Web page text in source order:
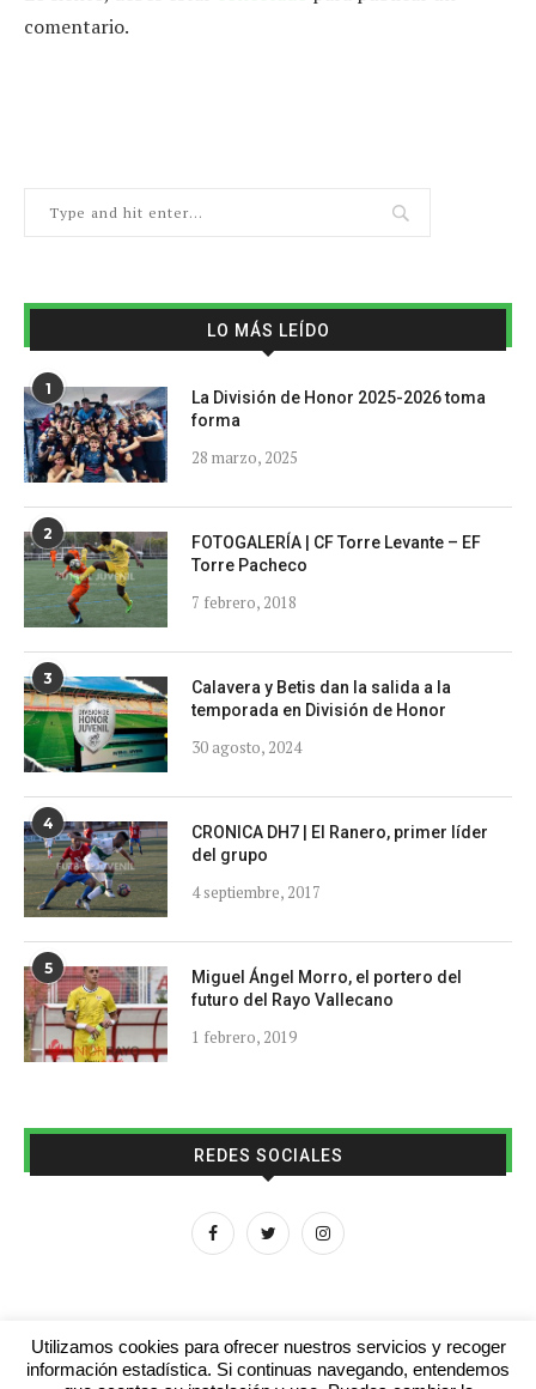
comentario.
LO MÁS LEÍDO
1
La División de Honor 2025-2026 toma
forma
28 marzo, 2025
2
FOTOGALERÍA | CF Torre Levante – EF
Torre Pacheco
7 febrero, 2018
3
Calavera y Betis dan la salida a la
temporada en División de Honor
30 agosto, 2024
4
CRONICA DH7 | El Ranero, primer líder
del grupo
4 septiembre, 2017
5
Miguel Ángel Morro, el portero del
futuro del Rayo Vallecano
1 febrero, 2019
REDES SOCIALES
Utilizamos cookies para ofrecer nuestros servicios y recoger
información estadística. Si continuas navegando, entendemos